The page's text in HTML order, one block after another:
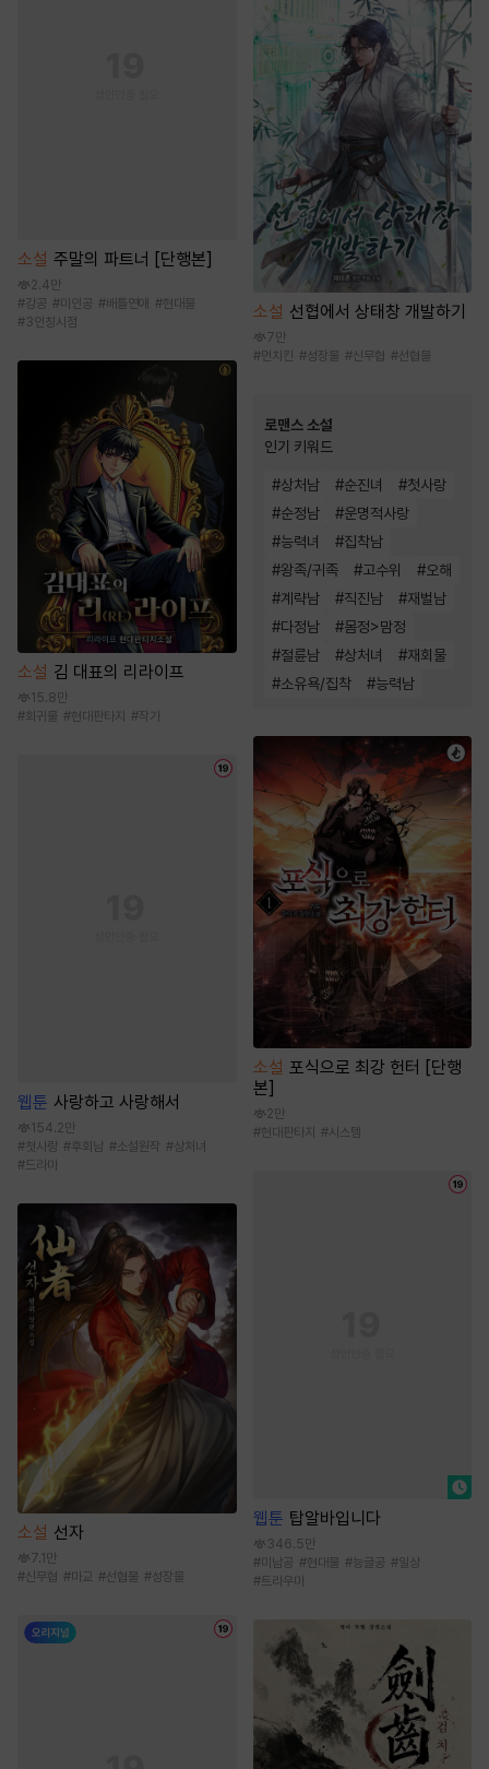
소설 주말의 파트너 [단행본]
2.4만
#강공 #미인공 #배틀연애 #현대물
#3인칭시점
소설 김 대표의 리라이프
15.8만
#회귀물 #현대판타지 #작가
웹툰 사랑하고 사랑해서
154.2만
#첫사랑 #후회남 #소설원작 #상처녀
#드라마
소설 선자
7.1만
#신무협 #마교 #선협물 #성장물
소설 선협에서 상태창 개발하기
7만
#먼치킨 #성장물 #신무협 #선협물
로맨스 소설
인기 키워드
#상처남 #순진녀 #첫사랑
#순정남 #운명적사랑
#능력녀 #집착남
#왕족/귀족 #고수위 #오해
#계략남 #직진남 #재벌남
#다정남 #몸정>맘정
#절륜남 #상처녀 #재회물
#소유욕/집착 #능력남
소설 포식으로 최강 헌터 [단행
본]
2만
#현대판타지 #시스템
웹툰 탑알바입니다
346.5만
#미남공 #현대물 #능글공 #일상
#트라우마